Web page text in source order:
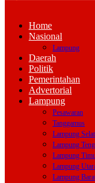
Home
Nasional
Lampung
Daerah
Politik
Pemerintahan
Advertorial
Lampung
Pesawaran
Tanggamus
Lampung
Lampung
Lampung
Lampung
Lampung